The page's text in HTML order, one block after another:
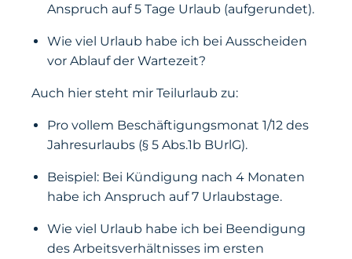
Anspruch auf 5 Tage Urlaub (aufgerundet).
Wie viel Urlaub habe ich bei Ausscheiden
vor Ablauf der Wartezeit?
Auch hier steht mir Teilurlaub zu:
Pro vollem Beschäftigungsmonat 1/12 des
Jahresurlaubs (§ 5 Abs.1b BUrlG).
Beispiel: Bei Kündigung nach 4 Monaten
habe ich Anspruch auf 7 Urlaubstage.
Wie viel Urlaub habe ich bei Beendigung
des Arbeitsverhältnisses im ersten